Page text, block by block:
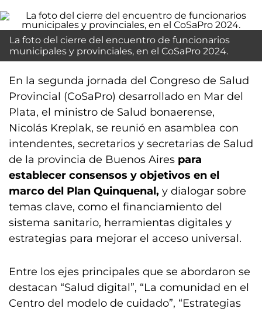
La foto del cierre del encuentro de funcionarios
municipales y provinciales, en el CoSaPro 2024.
En la segunda jornada del Congreso de Salud
Provincial (CoSaPro) desarrollado en Mar del
Plata, el ministro de Salud bonaerense,
Nicolás Kreplak, se reunió en asamblea con
intendentes, secretarios y secretarias de Salud
de la provincia de Buenos Aires para
establecer consensos y objetivos en el
marco del Plan Quinquenal, y dialogar sobre
temas clave, como el financiamiento del
sistema sanitario, herramientas digitales y
estrategias para mejorar el acceso universal.
Entre los ejes principales que se abordaron se
destacan “Salud digital”, “La comunidad en el
Centro del modelo de cuidado”, “Estrategias